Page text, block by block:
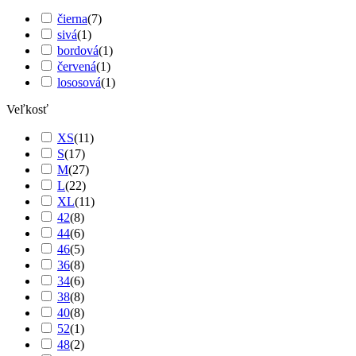
čierna(7)
sivá(1)
bordová(1)
červená(1)
lososová(1)
Veľkosť
XS(11)
S(17)
M(27)
L(22)
XL(11)
42(8)
44(6)
46(5)
36(8)
34(6)
38(8)
40(8)
52(1)
48(2)